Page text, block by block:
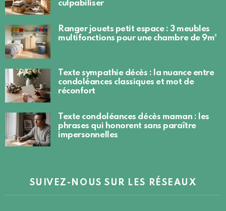
culpabiliser
Ranger jouets petit espace : 3 meubles
multifonctions pour une chambre de 9m²
Texte sympathie décès : la nuance entre
condoléances classiques et mot de
réconfort
Texte condoléances décès maman : les
phrases qui honorent sans paraître
impersonnelles
SUIVEZ-NOUS SUR LES RÉSEAUX